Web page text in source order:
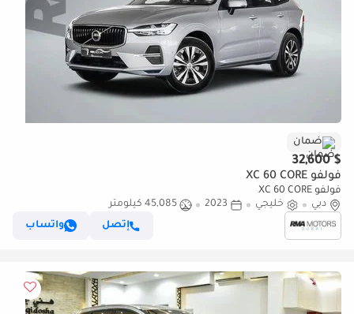
ضمان
$ 32,600
فولفو XC 60 CORE
فولفو XC 60 CORE
دبي
خليجي 2023
45,085 كيلومتر
إتصل
واتساب